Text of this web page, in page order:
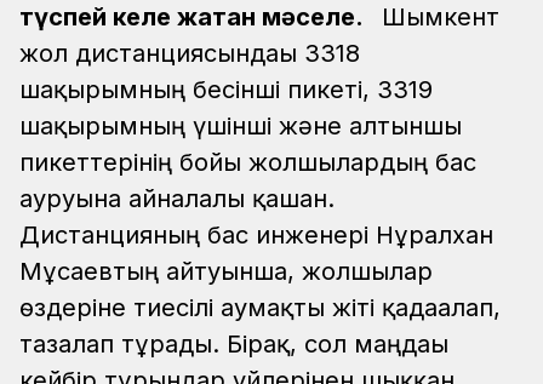
түспей келе жатқан мәселе.
Шымкент
жол дистанциясындағы 3318
шақырымның бесінші пикеті, 3319
шақырымның үшінші және алтыншы
пикеттерінің бойы жолшылардың бас
ауруына айналғалы қашан.
Дистанцияның бас инженері Нұралхан
Мұсаевтың айтуынша, жолшылар
өздеріне тиесілі аумақты жіті қадағалап,
тазалап тұрады. Бірақ, сол маңдағы